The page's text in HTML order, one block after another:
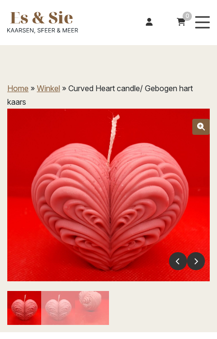
0
Home » Winkel » Curved Heart candle/ Gebogen hart
kaars